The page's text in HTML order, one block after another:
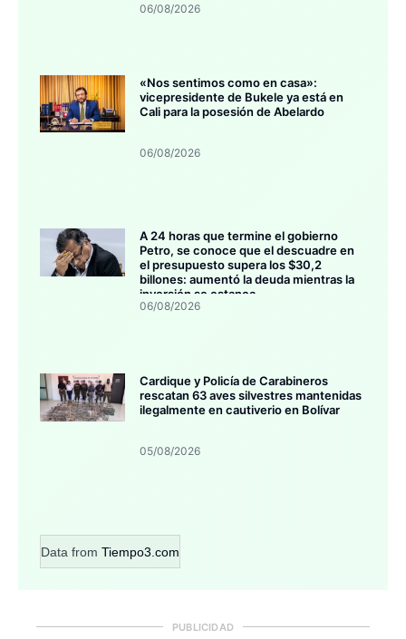
06/08/2026
«Nos sentimos como en casa»:
vicepresidente de Bukele ya está en
Cali para la posesión de Abelardo
06/08/2026
A 24 horas que termine el gobierno
Petro, se conoce que el descuadre en
el presupuesto supera los $30,2
billones: aumentó la deuda mientras la
inversión se estanca
06/08/2026
Cardique y Policía de Carabineros
rescatan 63 aves silvestres mantenidas
ilegalmente en cautiverio en Bolívar
05/08/2026
Data from Tiempo3.com
PUBLICIDAD